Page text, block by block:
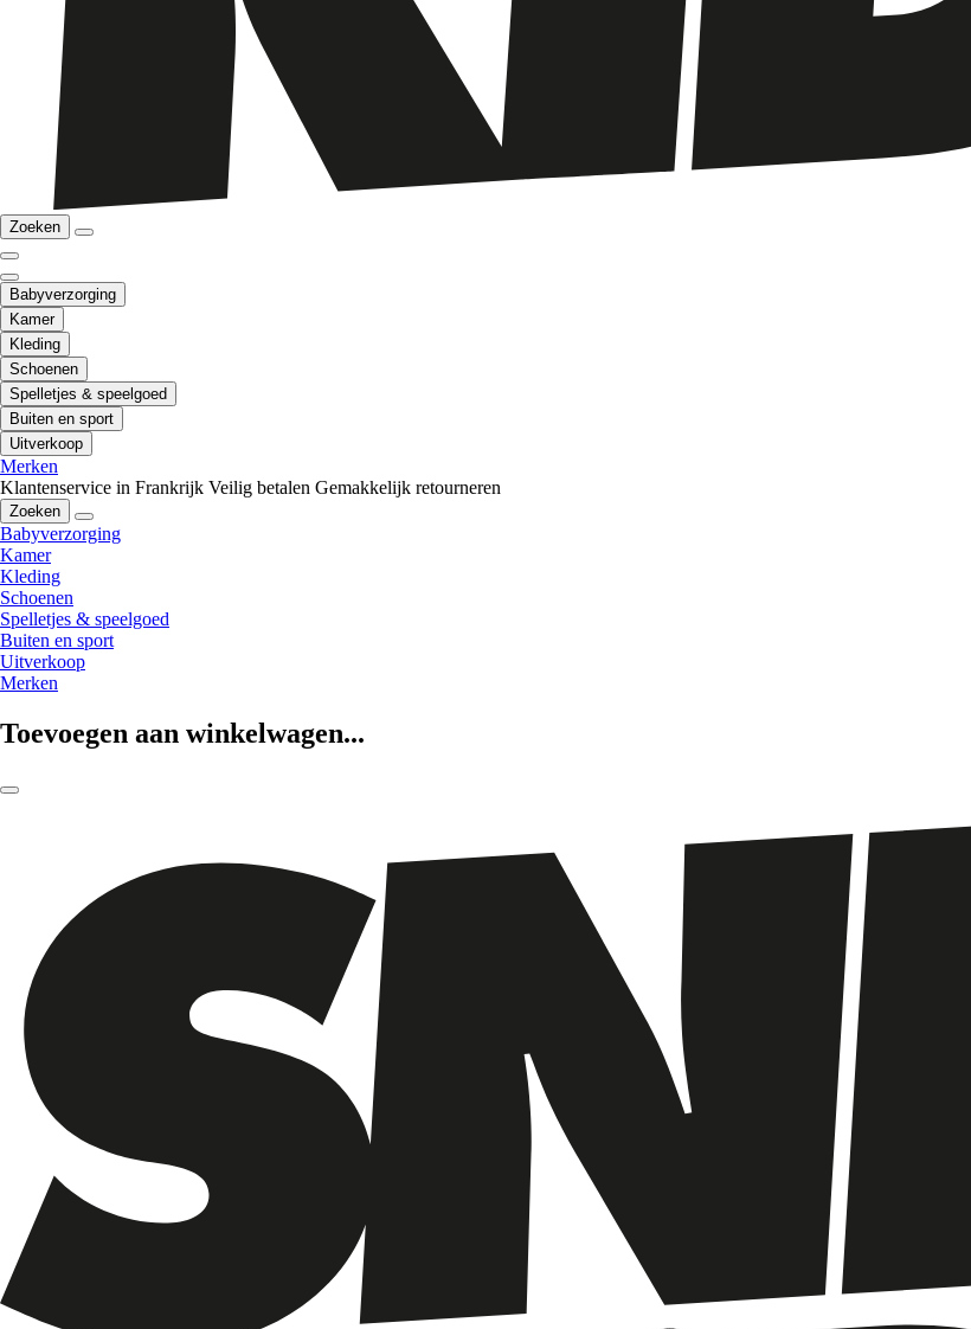
Zoeken
Babyverzorging
Kamer
Kleding
Schoenen
Spelletjes & speelgoed
Buiten en sport
Uitverkoop
Merken
Klantenservice in Frankrijk Veilig betalen Gemakkelijk retourneren
Zoeken
Babyverzorging
Kamer
Kleding
Schoenen
Spelletjes & speelgoed
Buiten en sport
Uitverkoop
Merken
Toevoegen aan winkelwagen...